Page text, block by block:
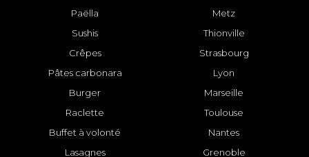
Paëlla
Sushis
Crêpes
Pâtes carbonara
Burger
Raclette
Buffet à volonté
Lasagnes
Metz
Thionville
Strasbourg
Lyon
Marseille
Toulouse
Nantes
Grenoble